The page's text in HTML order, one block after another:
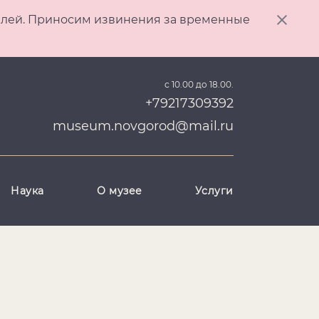
Приносим извинения за временные
с 10.00 до 18.00.
+79217309392
museum.novgorod@mail.ru
Наука О музее Услуги